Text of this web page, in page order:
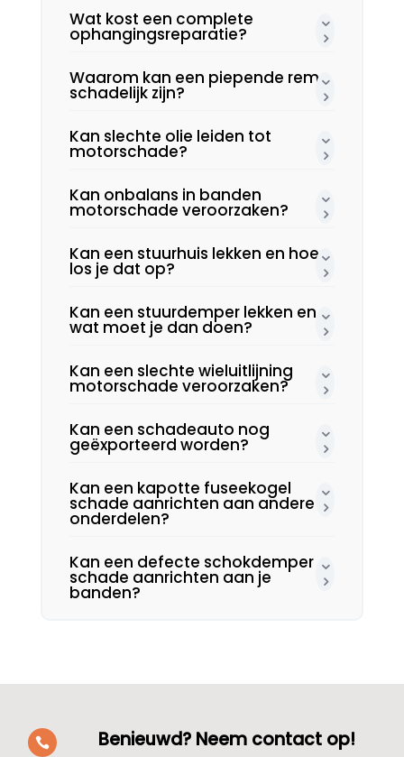
Wat kost een complete
ophangingsreparatie?
Waarom kan een piepende rem
schadelijk zijn?
Kan slechte olie leiden tot
motorschade?
Kan onbalans in banden
motorschade veroorzaken?
Kan een stuurhuis lekken en hoe
los je dat op?
Kan een stuurdemper lekken en
wat moet je dan doen?
Kan een slechte wieluitlijning
motorschade veroorzaken?
Kan een schadeauto nog
geëxporteerd worden?
Kan een kapotte fuseekogel
schade aanrichten aan andere
onderdelen?
Kan een defecte schokdemper
schade aanrichten aan je
banden?
 Benieuwd? Neem contact op!